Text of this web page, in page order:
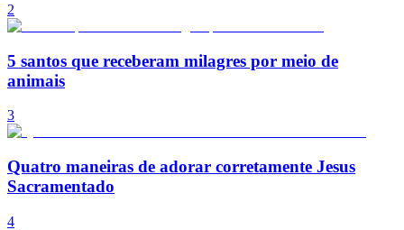
2
5 santos que receberam milagres por meio de
animais
3
Quatro maneiras de adorar corretamente Jesus
Sacramentado
4